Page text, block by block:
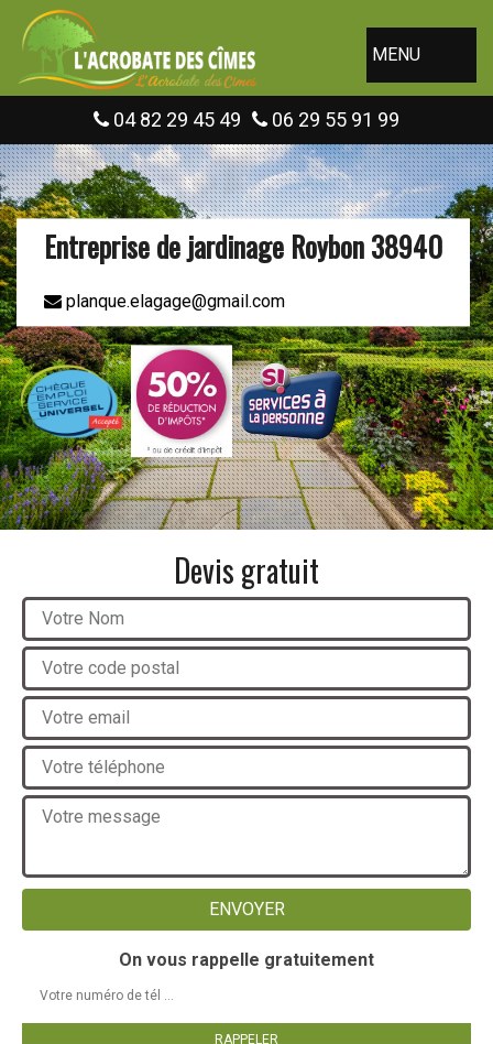
MENU
04 82 29 45 49 06 29 55 91 99
Entreprise de jardinage Roybon 38940
planque.elagage@gmail.com
Devis gratuit
On vous rappelle gratuitement